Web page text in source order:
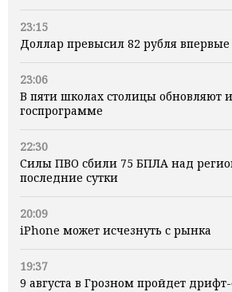
23:15
Доллар превысил 82 рубля впервые
23:06
В пяти школах столицы обновляют
госпрограмме
22:30
Силы ПВО сбили 75 БПЛА над
последние сутки
20:09
iPhone может исчезнуть с рынка
19:37
9 августа в Грозном пройдет